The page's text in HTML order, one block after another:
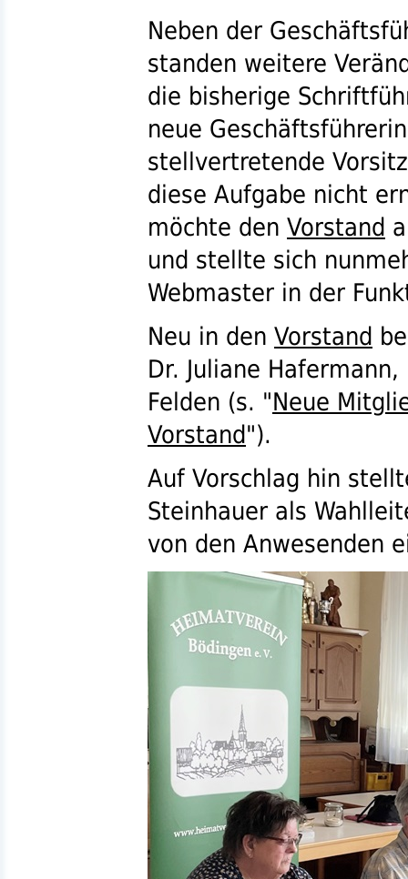
Neben der
standen weitere
die bisherige
neue
stellvertretende
diese Aufgabe nicht
möchte den Vorstand
und stellte sich
Webmaster in der
Neu in den Vorstand
Dr. Juliane
Felden (s. "Neue
Vorstand").
Auf Vorschlag hin
Steinhauer als
von den Anwesenden